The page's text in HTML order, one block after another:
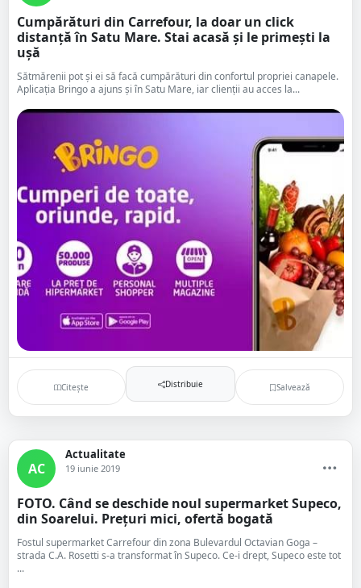
Cumpărături din Carrefour, la doar un click
distanță în Satu Mare. Stai acasă și le primești la
ușă
Sătmărenii pot și ei să facă cumpărături din confortul propriei canapele.
Aplicația Bringo a ajuns și în Satu Mare, iar clienții au acces la...
Citește Distribuie Salvează
AC
Actualitate
19 iunie 2019
FOTO. Când se deschide noul supermarket Supeco,
din Soarelui. Prețuri mici, ofertă bogată
Fostul supermarket Carrefour din zona Bulevardul Octavian Goga –
strada C.A. Rosetti s-a transformat în Supeco. Ce-i drept, Supeco este tot
...